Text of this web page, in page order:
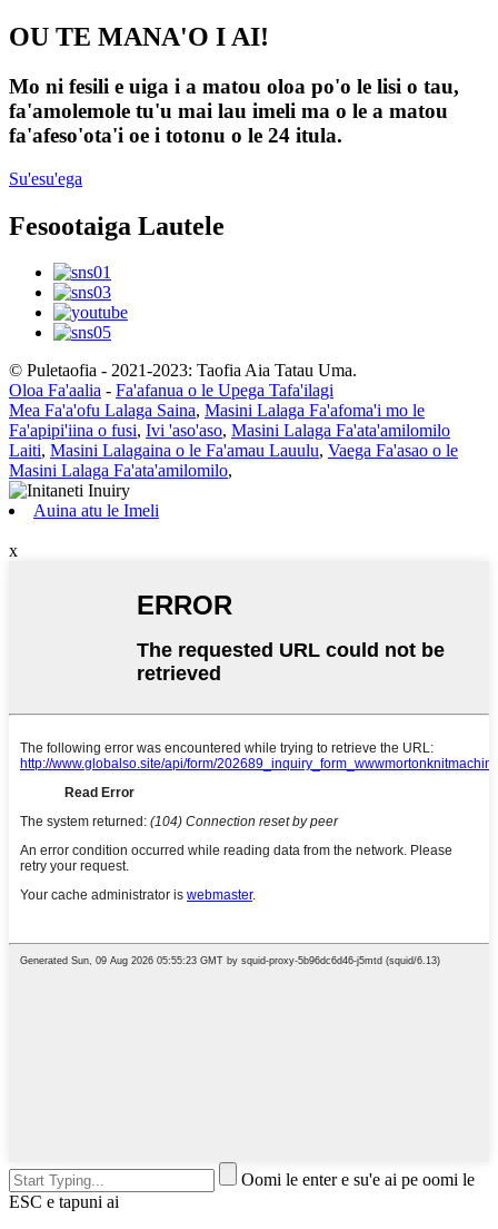
OU TE MANA'O I AI!
Mo ni fesili e uiga i a matou oloa po'o le lisi o tau,
fa'amolemole tu'u mai lau imeli ma o le a matou
fa'afeso'ota'i oe i totonu o le 24 itula.
Su'esu'ega
Fesootaiga Lautele
© Puletaofia - 2021-2023: Taofia Aia Tatau Uma.
Oloa Fa'aalia - Fa'afanua o le Upega Tafa'ilagi
Mea Fa'a'ofu Lalaga Saina, Masini Lalaga Fa'afoma'i mo le
Fa'apipi'iina o fusi, Ivi 'aso'aso, Masini Lalaga Fa'ata'amilomilo
Laiti, Masini Lalagaina o le Fa'amau Lauulu, Vaega Fa'asao o le
Masini Lalaga Fa'ata'amilomilo,
Auina atu le Imeli
x
Oomi le enter e su'e ai pe oomi le
ESC e tapuni ai